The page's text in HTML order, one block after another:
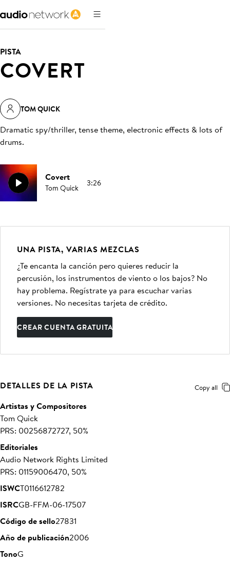
PISTA
COVERT
TOM QUICK
Dramatic spy/thriller, tense theme, electronic effects & lots of
drums.
Covert
Tom Quick 3:26
UNA PISTA, VARIAS MEZCLAS
¿Te encanta la canción pero quieres reducir la
percusión, los instrumentos de viento o los bajos? No
hay problema. Regístrate ya para escuchar varias
versiones. No necesitas tarjeta de crédito.
CREAR CUENTA GRATUITA
DETALLES DE LA PISTA Copy all
Artistas y Compositores
Tom Quick
PRS: 00256872727, 50%
Editoriales
Audio Network Rights Limited
PRS: 01159006470, 50%
ISWCT0116612782
ISRCGB-FFM-06-17507
Código de sello27831
Año de publicación2006
TonoG